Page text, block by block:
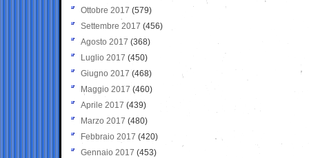
Ottobre 2017 (579)
Settembre 2017 (456)
Agosto 2017 (368)
Luglio 2017 (450)
Giugno 2017 (468)
Maggio 2017 (460)
Aprile 2017 (439)
Marzo 2017 (480)
Febbraio 2017 (420)
Gennaio 2017 (453)